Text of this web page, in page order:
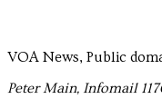
VOA News, Public
Peter Main, Infomail